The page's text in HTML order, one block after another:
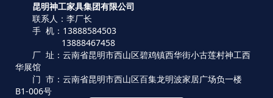
昆明神工家具集团有限公司
联系人：李厂长
手 机：13888584503
13888467458
厂 址：云南省昆明市西山区碧鸡镇西华街小古莲村神工西
华展馆
门 市：云南省昆明市西山区百集龙明波家居广场负一楼
B1-006号